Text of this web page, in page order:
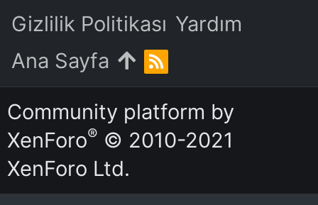
Gizlilik Politikası Yardım
Ana Sayfa
R
S
S
Community platform by
XenForo® © 2010-2021
XenForo Ltd.